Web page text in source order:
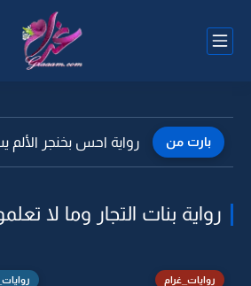
بارت من رواية احس بخنجر الألم
رواية بنات التجار وما لا
روايات_غرام